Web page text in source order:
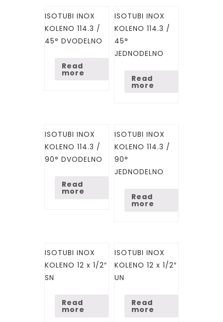
ISOTUBI INOX
KOLENO 114.3 /
45° DVODELNO
Read
more
ISOTUBI INOX
KOLENO 114.3 /
45°
JEDNODELNO
Read
more
ISOTUBI INOX
KOLENO 114.3 /
90° DVODELNO
Read
more
ISOTUBI INOX
KOLENO 114.3 /
90°
JEDNODELNO
Read
more
ISOTUBI INOX
KOLENO 12 x 1/2″
SN
Read
more
ISOTUBI INOX
KOLENO 12 x 1/2″
UN
Read
more